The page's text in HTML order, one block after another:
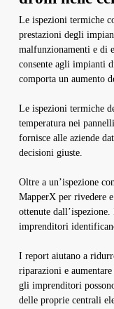
Le ispezioni termiche
prestazioni degli
malfunzionamenti e di
consente agli impianti
comporta un aumento
Le ispezioni termiche
temperatura nei
fornisce alle aziende
decisioni giuste.
Oltre a un’ispezione
MapperX per rivedere
ottenute
imprenditori
I report aiutano a
riparazioni e
gli imprenditori
delle proprie centrali